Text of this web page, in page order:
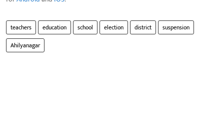
teachers education school election district
suspension
Ahilyanagar